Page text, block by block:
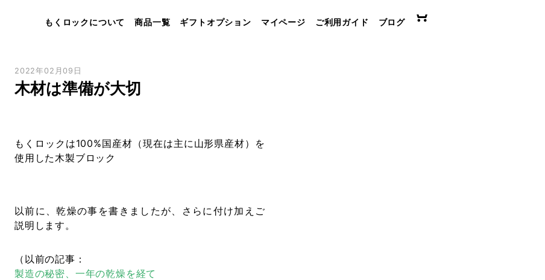
もくロックについて 商品一覧 ギフトオプション マイページ ご利用ガイド ブログ
2022年02月09日
木材は準備が大切
もくロックは100%国産材（現在は主に山形県産材）を
使用した木製ブロック
以前に、乾燥の事を書きましたが、さらに付け加えご
説明します。
（以前の記事：
製造の秘密、一年の乾燥を経て